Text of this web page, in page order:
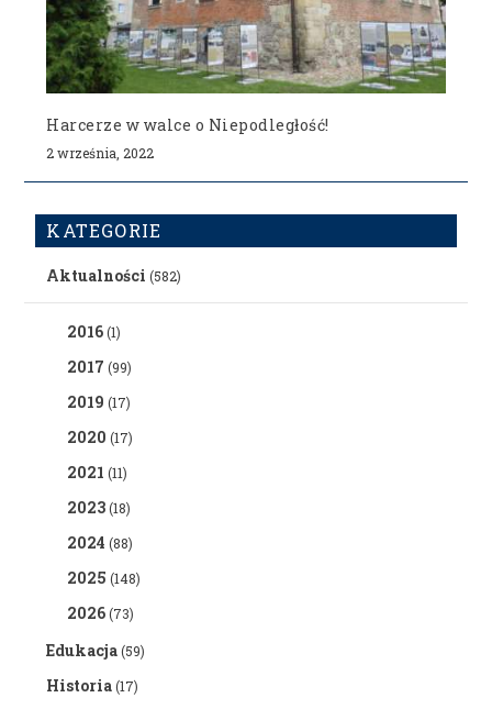
Harcerze w walce o Niepodległość!
2 września, 2022
KATEGORIE
Aktualności (582)
2016(1)
2017 (99)
2019 (17)
2020 (17)
2021 (11)
2023(18)
2024 (88)
2025 (148)
2026(73)
Edukacja(59)
Historia(17)